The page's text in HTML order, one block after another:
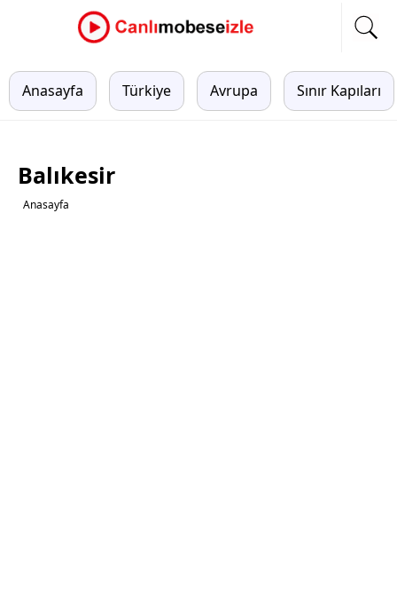
Anasayfa Türkiye Avrupa Sınır Kapıları
Balıkesir
Anasayfa